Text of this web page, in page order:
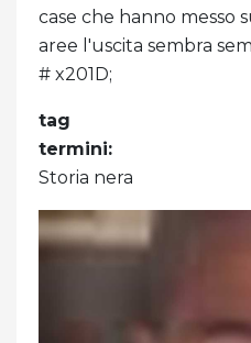
case che hanno messo
aree l'uscita sembra
# x201D;
tag
termini:
Storia nera